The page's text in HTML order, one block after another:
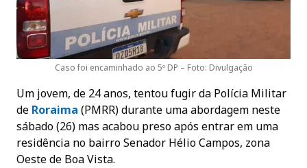
Caso foi encaminhado ao 5º DP – Foto: Divulgação
Um jovem, de 24 anos, tentou fugir da Polícia Militar
de Roraima (PMRR) durante uma abordagem neste
sábado (26) mas acabou preso após entrar em uma
residência no bairro Senador Hélio Campos, zona
Oeste de Boa Vista.